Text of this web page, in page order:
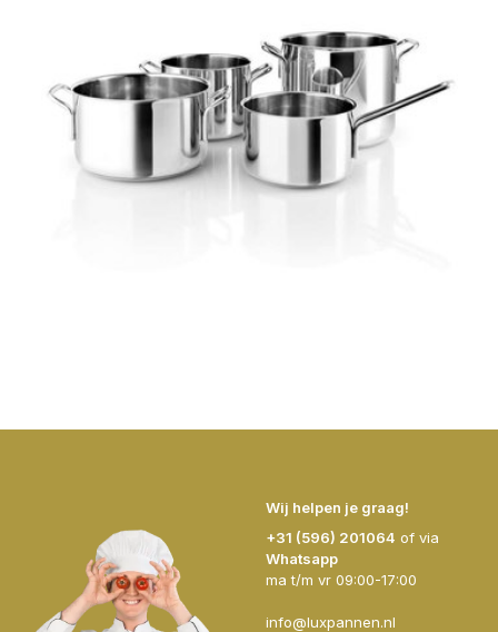
Wij helpen je graag!
+31 (596) 201064 of via
Whatsapp
ma t/m vr 09:00-17:00
info@luxpannen.nl